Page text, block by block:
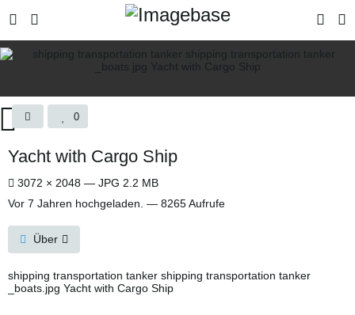
0
Yacht with Cargo Ship
3072 × 2048 — JPG 2.2 MB
Vor 7 Jahren hochgeladen. — 8265 Aufrufe
Über
shipping transportation tanker shipping transportation tanker
_boats.jpg Yacht with Cargo Ship